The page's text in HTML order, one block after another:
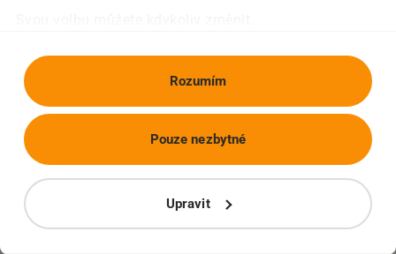
Rozumím
Upravit
Pouze nezbytné